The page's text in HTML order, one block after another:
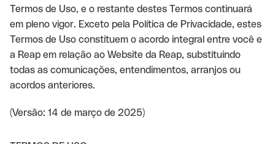
Termos de Uso, e o restante destes Termos continuará
em pleno vigor. Exceto pela Política de Privacidade, estes
Termos de Uso constituem o acordo integral entre você e
a Reap em relação ao Website da Reap, substituindo
todas as comunicações, entendimentos, arranjos ou
acordos anteriores.
(Versão: 14 de março de 2025)